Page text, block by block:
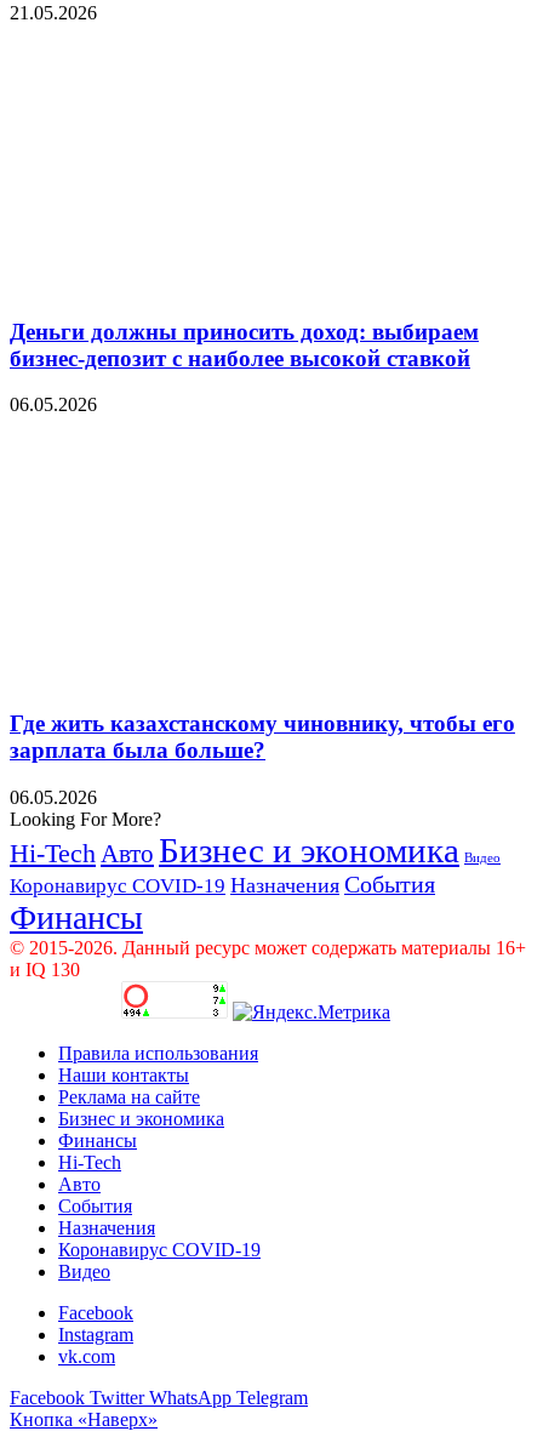
21.05.2026
Деньги должны приносить доход: выбираем
бизнес-депозит с наиболее высокой ставкой
06.05.2026
Где жить казахстанскому чиновнику, чтобы его
зарплата была больше?
06.05.2026
Looking For More?
Hi-Tech Авто Бизнес и экономика Видео
Коронавирус COVID-19 Назначения События
Финансы
© 2015-2026. Данный ресурс может содержать материалы 16+
и IQ 130
Правила использования
Наши контакты
Реклама на сайте
Бизнес и экономика
Финансы
Hi-Tech
Авто
События
Назначения
Коронавирус COVID-19
Видео
Facebook
Instagram
vk.com
Facebook Twitter WhatsApp Telegram
Кнопка «Наверх»